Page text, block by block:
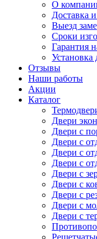
О
Доставка
Выезд
Сроки
Гарантия
Установка
Отзывы
Наши работы
Акции
Каталог
Двери
Двери с
Двери с
Двери с
Двери с
Двери с
Двери с
Двери с
Двери с
Двери с